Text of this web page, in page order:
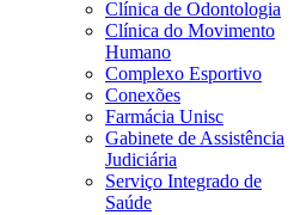
Clínica de Odontologia
Clínica do Movimento
Humano
Complexo Esportivo
Conexões
Farmácia Unisc
Gabinete de Assistência
Judiciária
Serviço Integrado de
Saúde